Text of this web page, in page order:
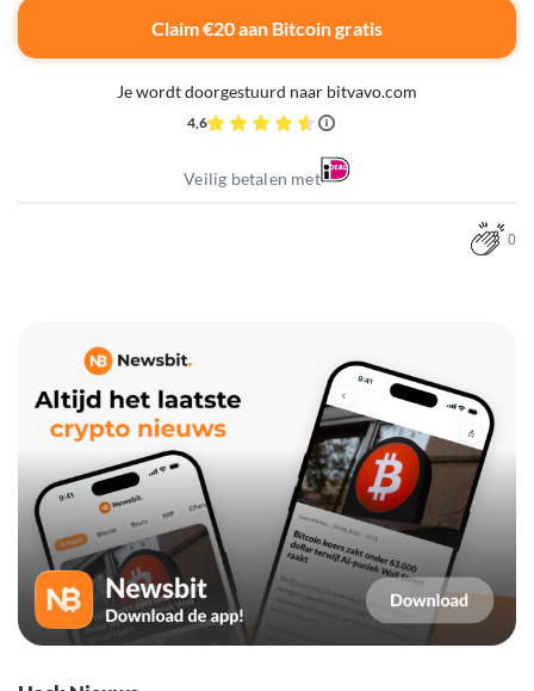
Claim €20 aan Bitcoin gratis
Je wordt doorgestuurd naar bitvavo.com
4,6
Veilig betalen met
0